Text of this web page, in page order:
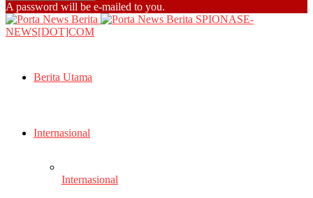
A password will be e-mailed to you.
SPIONASE-
NEWS[DOT]COM
Berita Utama
Internasional
Internasional